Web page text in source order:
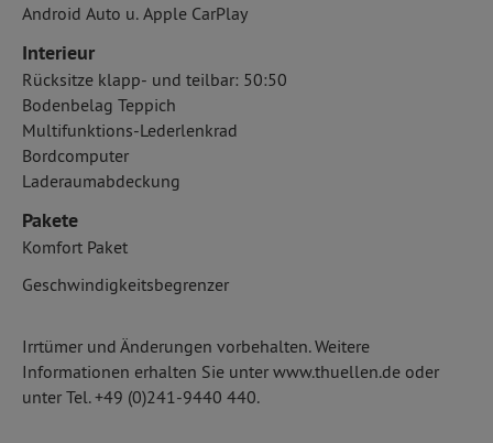
Android Auto u. Apple CarPlay
Interieur
Rücksitze klapp- und teilbar: 50:50
Bodenbelag Teppich
Multifunktions-Lederlenkrad
Bordcomputer
Laderaumabdeckung
Pakete
Komfort Paket
Geschwindigkeitsbegrenzer
Irrtümer und Änderungen vorbehalten. Weitere
Informationen erhalten Sie unter www.thuellen.de oder
unter Tel. +49 (0)241-9440 440.